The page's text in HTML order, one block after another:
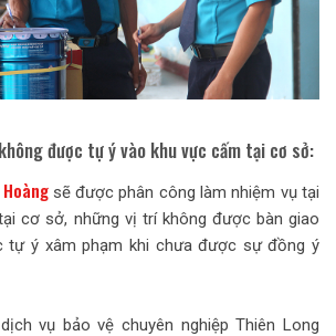
được tự ý vào khu vực cấm tại cơ sở:
sẽ được phân công làm nhiệm vụ tại
cơ sở, những vị trí không được bàn giao
tự ý xâm phạm khi chưa được sự đồng ý
vụ bảo vệ chuyên nghiệp Thiên Long